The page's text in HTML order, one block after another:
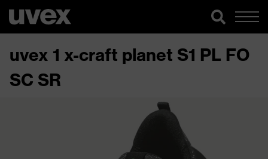
uvex 1 x-craft planet S1 PL FO
SC SR